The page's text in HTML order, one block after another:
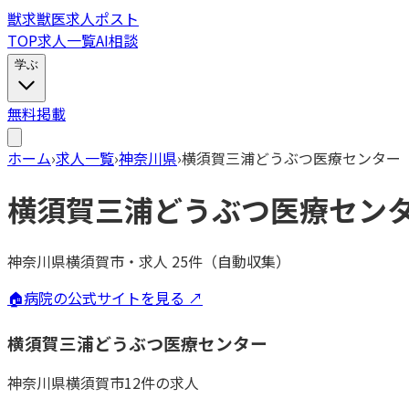
獣求獣医求人ポスト
TOP求人一覧AI相談
学ぶ
無料掲載
ホーム›求人一覧›神奈川県›横須賀三浦どうぶつ医療センター
横須賀三浦どうぶつ医療セン
神奈川県横須賀市 ・ 求人 25件（自動収集）
🏠病院の公式サイトを見る ↗
横須賀三浦どうぶつ医療センター
神奈川県横須賀市12件の求人